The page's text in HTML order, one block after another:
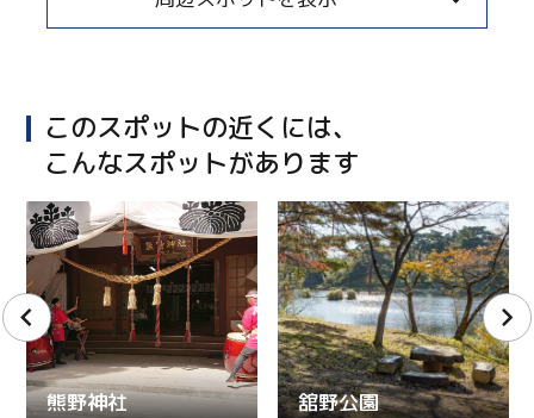
このスポットの近くには、
こんなスポットがあります
熊野神社 舘野公園